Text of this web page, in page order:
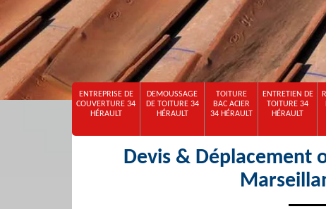
ENTREPRISE DE
COUVERTURE 34
HÉRAULT
DEMOUSSAGE
DE TOITURE 34
HÉRAULT
TOITURE
BAC ACIER
34 HÉRAULT
ENTRETIEN DE
TOITURE 34
HÉRAULT
Devis &